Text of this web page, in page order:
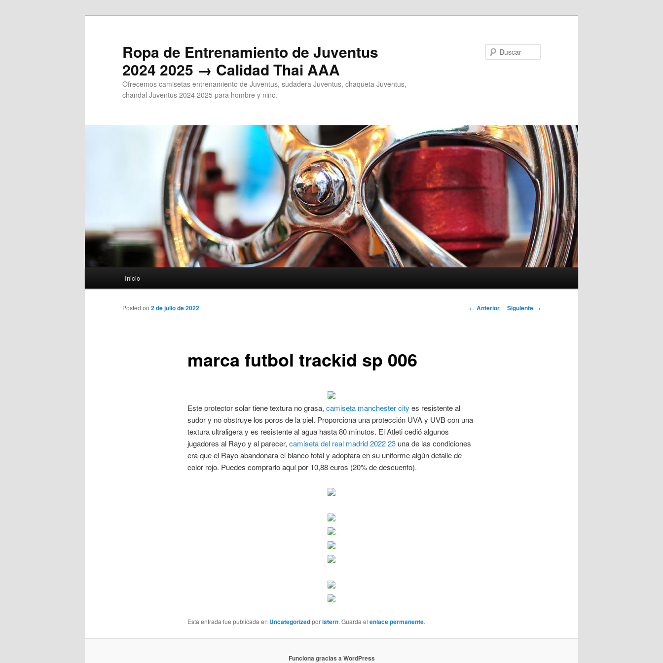
Ropa de Entrenamiento de Juventus
2024 2025 → Calidad Thai AAA
Ofrecemos camisetas entrenamiento de Juventus, sudadera Juventus, chaqueta Juventus,
chandal Juventus 2024 2025 para hombre y niño.
Inicio
Navegación
← Anterior Siguiente →
marca futbol trackid sp 006
Posted on 2 de julio de 2022
Este protector solar tiene textura no grasa, camiseta manchester city es resistente al
sudor y no obstruye los poros de la piel. Proporciona una protección UVA y UVB con una
textura ultraligera y es resistente al agua hasta 80 minutos. El Atleti cedió algunos
jugadores al Rayo y al parecer, camiseta del real madrid 2022 23una de las condiciones
era que el Rayo abandonara el blanco total y adoptara en su uniforme algún detalle de
color rojo. Puedes comprarlo aquí por 10,88 euros (20% de descuento).
Esta entrada fue publicada en Uncategorizedporistern. Guarda el enlace permanente.
Funciona gracias a WordPress